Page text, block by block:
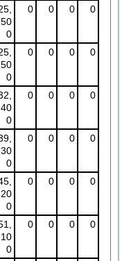
50
0
0 0 0 0
50
0
0 0 0 0
40
0
0 0 0 0
30
0
0 0 0 0
20
0
0 0 0 0
10
0
0 0 0 0